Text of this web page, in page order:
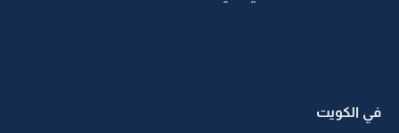
في الكويت